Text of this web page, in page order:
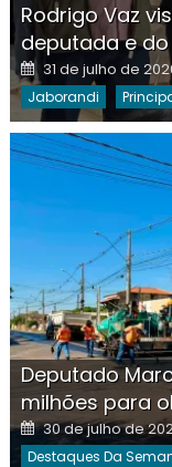
Rodrigo Vaz
deputada e
Posted
on
31 de julho de
Jaborandi
Deputado
milhões para
Posted
on
30 de julho de
Destaques Da